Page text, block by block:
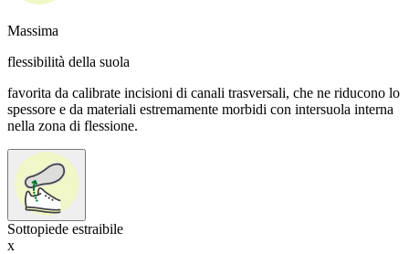
Massima
flessibilità della suola
favorita da calibrate incisioni di canali trasversali, che ne riducono lo
spessore e da materiali estremamente morbidi con intersuola interna
nella zona di flessione.
Sottopiede estraibile
x